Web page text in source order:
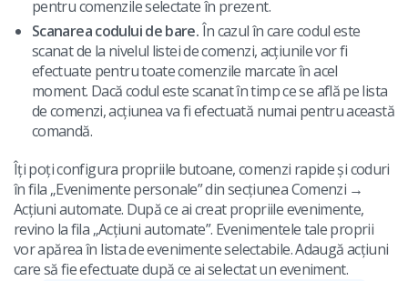
pentru comenzile selectate în prezent.
Scanarea codului de bare.În cazul în care codul este
scanat de la nivelul listei de comenzi, acțiunile vor fi
efectuate pentru toate comenzile marcate în acel
moment. Dacă codul este scanat în timp ce se află pe lista
de comenzi, acțiunea va fi efectuată numai pentru această
comandă.
Îți poți configura propriile butoane, comenzi rapide și coduri
în fila „Evenimente personale” din secțiunea Comenzi →
Acțiuni automate. După ce ai creat propriile evenimente,
revino la fila „Acțiuni automate”. Evenimentele tale proprii
vor apărea în lista de evenimente selectabile. Adaugă acțiuni
care să fie efectuate după ce ai selectat un eveniment.